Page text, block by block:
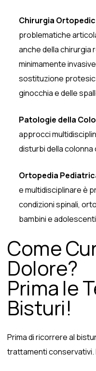
Chirurgia
problematiche
anche della chirurgia
minimamente
sostituzione
ginocchia e delle
Patologie della
approcci
disturbi della
Ortopedia
e multidisciplinare è
condizioni spinali,
bambini e
Come
Dolore?
Prima le
Bisturi!
Prima di ricorrere al
trattamenti conservativi.